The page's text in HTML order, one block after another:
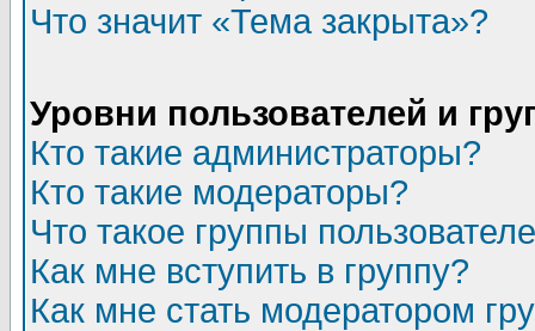
Что значит «Тема закрыта»?
Уровни пользователей и
Кто такие администраторы?
Кто такие модераторы?
Что такое группы
Как мне вступить в группу?
Как мне стать модератором